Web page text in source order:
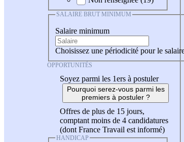
SALAIRE BRUT MINIMUM
Salaire minimum
Choisissez une périodicité pour le
OPPORTUNITÉS
Soyez parmi les 1ers à postuler
Pourquoi serez-vous parmi les
premiers à postuler ?
Offres de plus de 15 jours,
comptant moins de 4 candidatures
(dont France Travail est informé)
HANDICAP